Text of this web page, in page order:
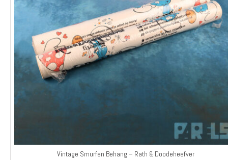
Vintage Smurfen Behang – Rath & Doodeheefver